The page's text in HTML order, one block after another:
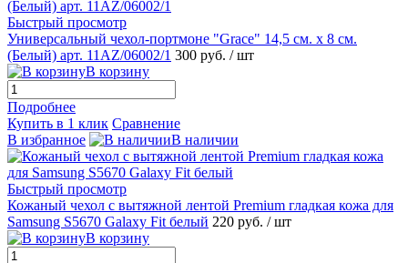
Быстрый просмотр
Универсальный чехол-портмоне "Grace" 14,5 см. х 8 см.
(Белый) арт. 11AZ/06002/1 300 руб. / шт
В корзину
Подробнее
Купить в 1 клик Сравнение
В избранное
В наличии
Быстрый просмотр
Кожаный чехол с вытяжной лентой Premium гладкая кожа для
Samsung S5670 Galaxy Fit белый 220 руб. / шт
В корзину